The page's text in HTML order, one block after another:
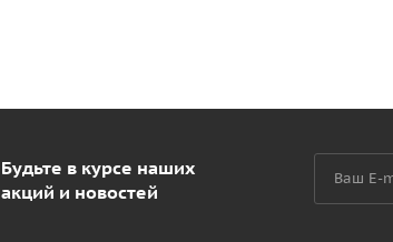
Будьте в курсе наших
акций и новостей